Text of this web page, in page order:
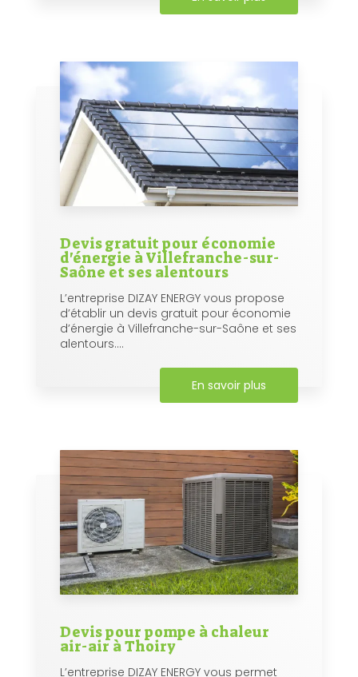
Devis gratuit pour économie
d'énergie à Villefranche-sur-
Saône et ses alentours
L’entreprise DIZAY ENERGY vous propose
d’établir un devis gratuit pour économie
d’énergie à Villefranche-sur-Saône et ses
alentours....
En savoir plus
Devis pour pompe à chaleur
air-air à Thoiry
L’entreprise DIZAY ENERGY vous permet